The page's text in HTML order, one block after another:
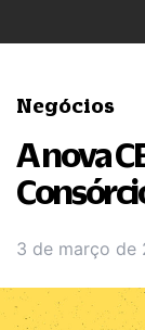
Negócios
A nova
3 de março de